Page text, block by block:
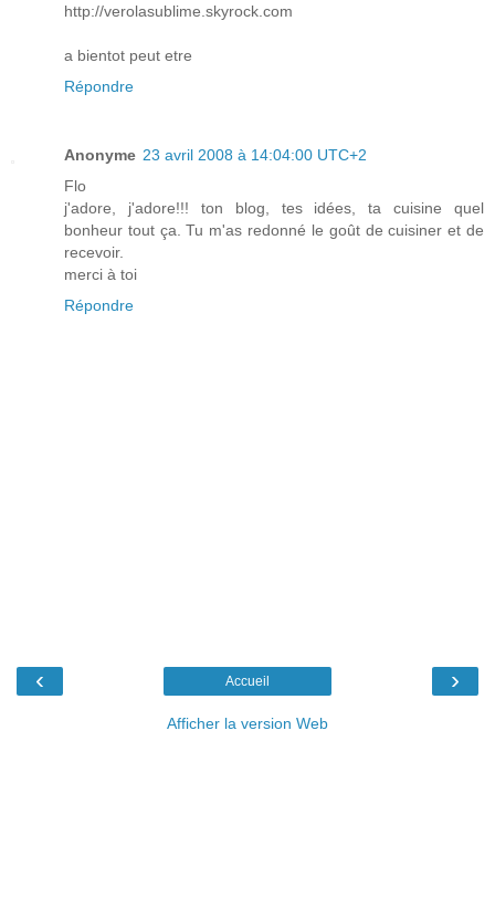
http://verolasublime.skyrock.com
a bientot peut etre
Répondre
Anonyme 23 avril 2008 à 14:04:00 UTC+2
Flo
j'adore, j'adore!!! ton blog, tes idées, ta cuisine quel
bonheur tout ça. Tu m'as redonné le goût de cuisiner et de
recevoir.
merci à toi
Répondre
‹ ›
Accueil
Afficher la version Web